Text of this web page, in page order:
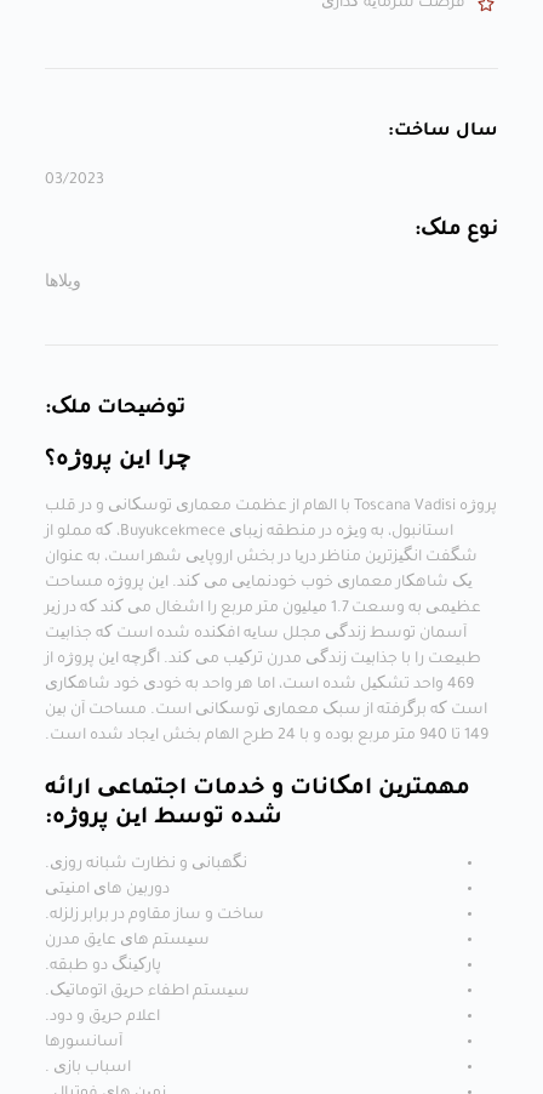
سال ساخت:
03/2023
نوع ملک:
ویلاها
توضیحات ملک:
چرا این پروژه؟
پروژه Toscana Vadisi با الهام از عظمت معماری توسکانی و در قلب
استانبول، به ویژه در منطقه زیبای Buyukcekmece، که مملو از
شگفت انگیزترین مناظر دریا در بخش اروپایی شهر است، به عنوان
یک شاهکار معماری خوب خودنمایی می کند. این پروژه مساحت
عظیمی به وسعت 1.7 میلیون متر مربع را اشغال می کند که در زیر
آسمان توسط زندگی مجلل سایه افکنده شده است که جذابیت
طبیعت را با جذابیت زندگی مدرن ترکیب می کند. اگرچه این پروژه از
469 واحد تشکیل شده است، اما هر واحد به خودی خود شاهکاری
است که برگرفته از سبک معماری توسکانی است. مساحت آن بین
149 تا 940 متر مربع بوده و با 24 طرح الهام بخش ایجاد شده است.
مهمترین امکانات و خدمات اجتماعی ارائه
شده توسط این پروژه:
نگهبانی و نظارت شبانه روزی.
دوربین های امنیتی
ساخت و ساز مقاوم در برابر زلزله.
سیستم های عایق مدرن
پارکینگ دو طبقه.
سیستم اطفاء حریق اتوماتیک.
اعلام حریق و دود.
آسانسورها
اسباب بازی .